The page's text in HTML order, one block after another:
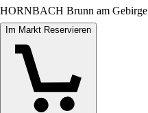
HORNBACH Brunn am Gebirge
Im Markt Reservieren